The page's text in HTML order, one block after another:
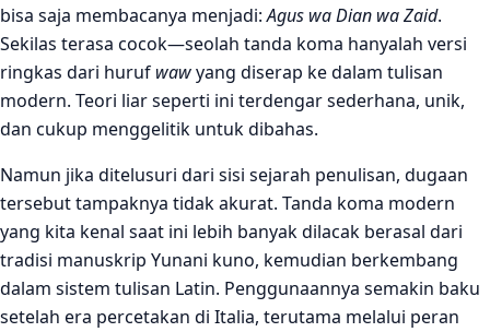
bisa saja membacanya menjadi:Agus wa Dian wa Zaid.
Sekilas terasa cocok—seolah tanda koma hanyalah versi
ringkas dari huruf wawyang diserap ke dalam tulisan
modern. Teori liar seperti ini terdengar sederhana, unik,
dan cukup menggelitik untuk dibahas.
Namun jika ditelusuri dari sisi sejarah penulisan, dugaan
tersebut tampaknya tidak akurat. Tanda koma modern
yang kita kenal saat ini lebih banyak dilacak berasal dari
tradisi manuskrip Yunani kuno, kemudian berkembang
dalam sistem tulisan Latin. Penggunaannya semakin baku
setelah era percetakan di Italia, terutama melalui peran